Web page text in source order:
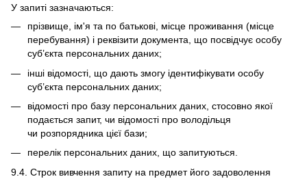
У запиті зазначаються:
прізвище, ім'я та по батькові, місце проживання (місце
перебування) і реквізити документа, що посвідчує особу
суб’єкта персональних даних;
інші відомості, що дають змогу ідентифікувати особу
суб’єкта персональних даних;
відомості про базу персональних даних, стосовно якої
подається запит, чи відомості про володільця
чи розпорядника цієї бази;
перелік персональних даних, що запитуються.
9.4. Строк вивчення запиту на предмет його задоволення